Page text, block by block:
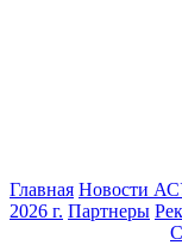
Главная Новости
2026 г. Партнеры